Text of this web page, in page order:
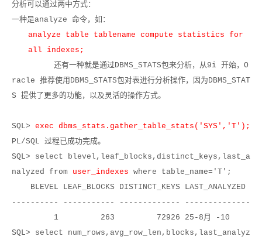
分析可以通过两中方式：
一种是analyze 命令，如：
analyze table tablename compute statistics for
all indexes;
还有一种就是通过DBMS_STATS包来分析，从9i 开始， O
racle 推荐使用 DBMS_STATS包对表进行分析操作，因为DBMS_STAT
S 提供了更多的功能，以及灵活的操作方式。
SQL> exec dbms_stats.gather_table_stats('SYS','T');
PL/SQL 过程已成功完成。
SQL> select blevel,leaf_blocks,distinct_keys,last_a
nalyzed from user_indexes where table_name='T';
BLEVEL LEAF_BLOCKS DISTINCT_KEYS LAST_ANALYZED
---------- ----------- ------------- --------------
1 263 72926 25-8月
-10
SQL> select num_rows,avg_row_len,blocks,last_analyz